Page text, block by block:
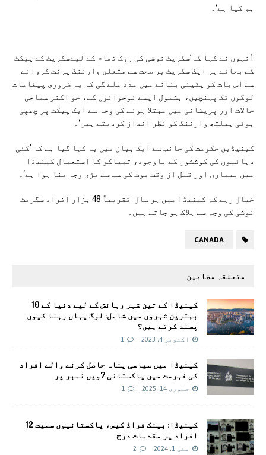
ہو گیا ہے‘۔
اُنہوں نے کہا کہ’سگریٹ نوشی کی روک تھام کے لیےسگریٹ کے پیکٹ
کے بجائے ہر ایک سگریٹ پر صحت سے متعلق وارننگ پرنٹ کروانے
سے اس بات کو یقینی بنانے میں مدد ملے گی کہ یہ ضروری پیغامات
لوگوں تک پہنچیں، بشمول ایسے نوجوانوں کے، جو اکثر سماجی
حالات اور پریشانی میں مبتلا ہونے کی وجہ سے ایک پیکٹ پر چھپی
ہوئی ہیلتھ وارننگ کو نظر انداز کردیتے ہیں‘۔
کینیڈین حکومت کی جانب سے ایک بیان میں یہ کہا گیا ہے کہ ’کئی
دہائیوں کی کوششوں کے باوجود، تمباکو کا استعمال کینیڈا
میں بیماری اور قبل از وقت موت کی سب سے بڑی وجہ بنا ہوا ہے‘۔
خیال رہے کہ کینیڈا میں ہر سال تقریباً 48 ہزار افراد سگریٹ
نوشی کی وجہ سے ہلاک ہو جاتے ہیں۔
CANADA
متعلقہ مضامین
کینیڈا کے تین شہر رہائش کے لیے دنیا کے 10
بہترین شہروں میں شامل: لوگ یہاں رہنا کیوں
پسند کرتے ہیں؟
اکتوبر 4, 2023 1
کینیڈا میں سیاسی پناہ حاصل کرنے والے افراد
کی فہرست میں پاکستانی 7ویں نمبر پر
جنوری 14, 2025 1
کینیڈا: بینک فراڈ کیس، پاکستانیوں سمیت 12
افراد پر مقدمات درج
مئی 1, 2024 2